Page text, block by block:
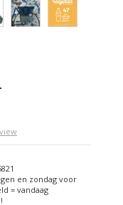
en zondag voor
= vandaag